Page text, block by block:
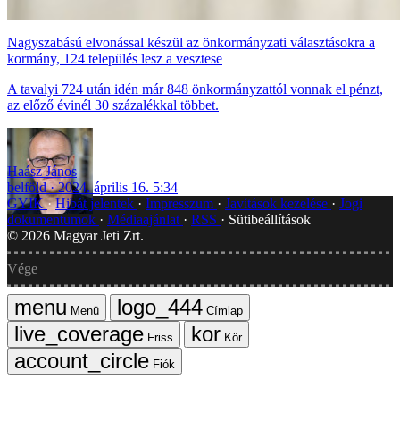
Nagyszabású elvonással készül az önkormányzati választásokra a
kormány, 124 település lesz a vesztese
A tavalyi 724 után idén már 848 önkormányzattól vonnak el pénzt,
az előző évinél 30 százalékkal többet.
Haász János
belföld
2024. április 16. 5:34
GYIK Hibát jelentek Impresszum Javítások kezelése
Jogi
dokumentumok
Médiaajánlat RSS
Sütibeállítások
© 2026 Magyar Jeti Zrt.
Vége
Menü
Címlap
Friss
Kör
Fiók